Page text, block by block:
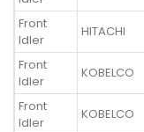
Front
Idler
HITACHI
Front
Idler
KOBELCO
Front
Idler
KOBELCO